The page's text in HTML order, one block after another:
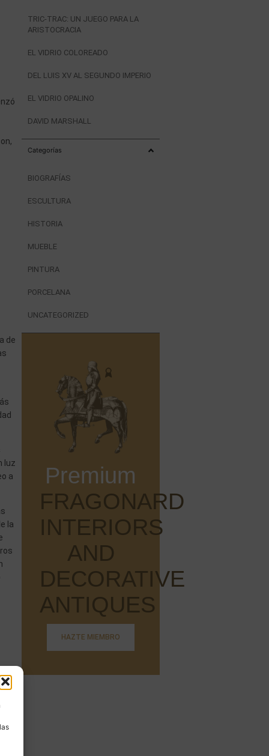
de
luz
a
la
TRIC-TRAC: UN JUEGO PARA LA
ARISTOCRACIA
EL VIDRIO COLOREADO
DEL LUIS XV AL SEGUNDO IMPERIO
EL VIDRIO OPALINO
DAVID MARSHALL
Categorías
BIOGRAFÍAS
ESCULTURA
HISTORIA
MUEBLE
PINTURA
PORCELANA
UNCATEGORIZED
Premium
FRAGONARD
INTERIORS
AND
DECORATIVE
ANTIQUES
HAZTE MIEMBRO